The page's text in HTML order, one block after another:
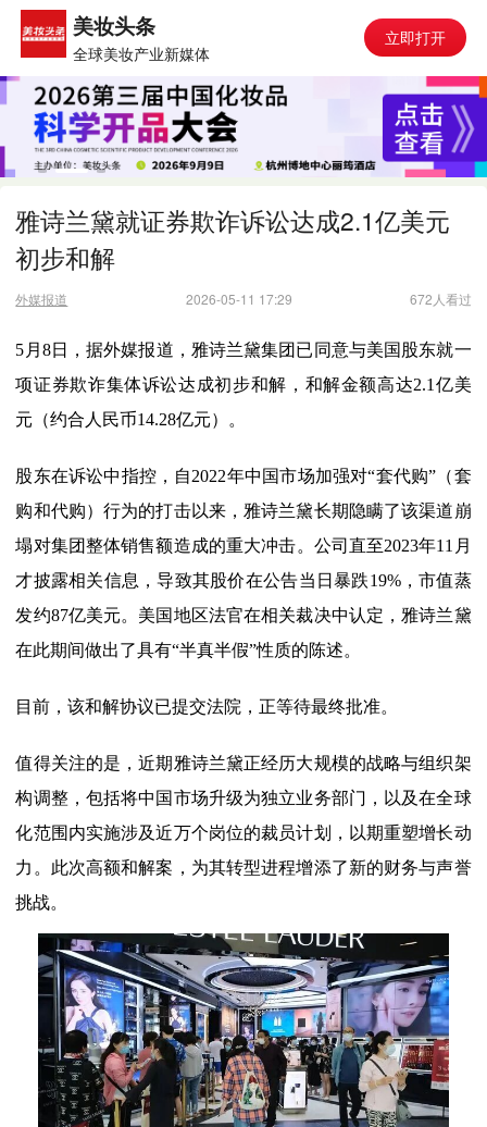
美妆头条
全球美妆产业新媒体
立即打开
雅诗兰黛就证券欺诈诉讼达成2.1亿美元
初步和解
外媒报道 2026-05-11 17:29 672人看过
5月8日，据外媒报道，雅诗兰黛集团已同意与美国股东就一
项证券欺诈集体诉讼达成初步和解，和解金额高达2.1亿美
元（约合人民币14.28亿元）。
股东在诉讼中指控，自2022年中国市场加强对“套代购”（套
购和代购）行为的打击以来，雅诗兰黛长期隐瞒了该渠道崩
塌对集团整体销售额造成的重大冲击。公司直至2023年11月
才披露相关信息，导致其股价在公告当日暴跌19%，市值蒸
发约87亿美元。美国地区法官在相关裁决中认定，雅诗兰黛
在此期间做出了具有“半真半假”性质的陈述。
目前，该和解协议已提交法院，正等待最终批准。
值得关注的是，近期雅诗兰黛正经历大规模的战略与组织架
构调整，包括将中国市场升级为独立业务部门，以及在全球
化范围内实施涉及近万个岗位的裁员计划，以期重塑增长动
力。此次高额和解案，为其转型进程增添了新的财务与声誉
挑战。